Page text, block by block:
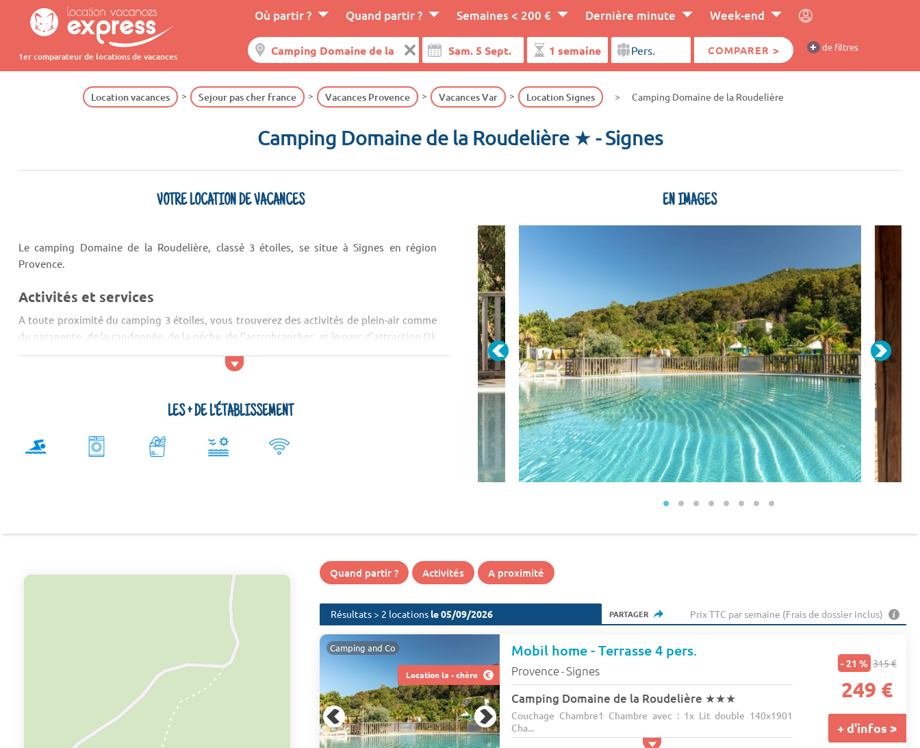
1er comparateur de locations de vacances
Où partir ? Quand partir ? Semaines < 200 € Dernière minute Week-end
COMPARER > + de filtres
Location vacances Sejour pas cher france Vacances Provence Vacances Var Location Signes Camping Domaine de la Roudelière
Camping Domaine de la Roudelière ★- Signes
VOTRE LOCATION DE VACANCES
Le camping Domaine de la Roudelière, classé 3 étoiles, se situe à Signes en région
Provence.
Activités et services
A toute proximité du camping 3 étoiles, vous trouverez des activités de plein-air comme
du parapente, de la randonnée, de la pêche, de l’accrobranches, et le parc d’attraction Ok
Corral. Au sein du camping, vous pourrez vous...
LES + DE L'ÉTABLISSEMENT
EN IMAGES
Quand partir ? Activités A proximité
Résultats > 2 locations le 05/09/2026 PARTAGER Prix TTC par semaine (Frais de dossier inclus)
Location la - chère
Camping and Co Mobil home - Terrasse 4 pers.
Provence-Signes
Camping Domaine de la Roudelière ★★★
Couchage Chambre1 Chambre avec : 1x Lit double 140x1901
Cha...
- 21 % 315 €
249 €
+ d'infos >